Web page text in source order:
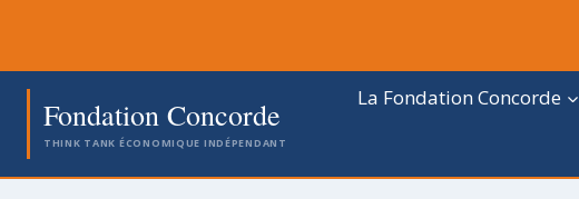
contenu
Fondation Concorde
THINK TANK ÉCONOMIQUE INDÉPENDANT
La Fondation Concorde